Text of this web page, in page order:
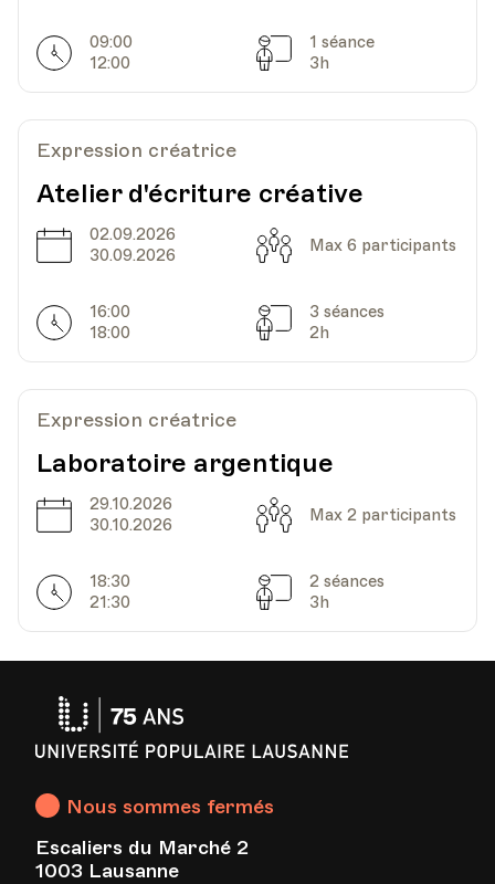
Horarires
09:00
12:00
Séances
1 séance
3h
Expression créatrice
Atelier d'écriture créative
Date
02.09.2026
30.09.2026
Capacité
Max 6 participants
Horarires
16:00
18:00
Séances
3 séances
2h
Expression créatrice
Laboratoire argentique
Date
29.10.2026
30.10.2026
Capacité
Max 2 participants
Horarires
18:30
21:30
Séances
2 séances
3h
Nous sommes fermés
Escaliers du Marché 2
1003 Lausanne